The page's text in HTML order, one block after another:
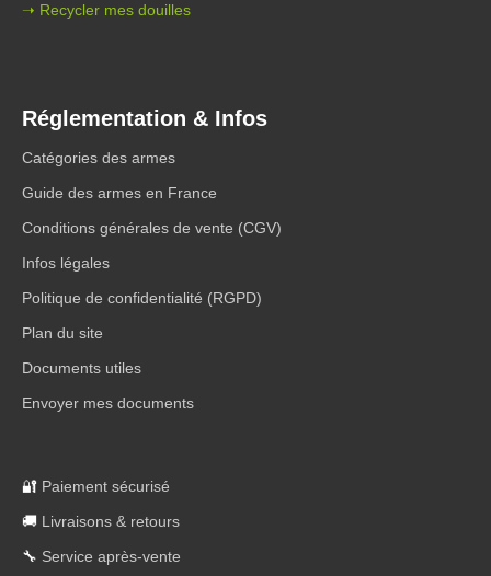
➝ Recycler mes douilles
Réglementation & Infos
Catégories des armes
Guide des armes en France
Conditions générales de vente (CGV)
Infos légales
Politique de confidentialité (RGPD)
Plan du site
Documents utiles
Envoyer mes documents
🔐 Paiement sécurisé
🚚 Livraisons & retours
🔧 Service après-vente